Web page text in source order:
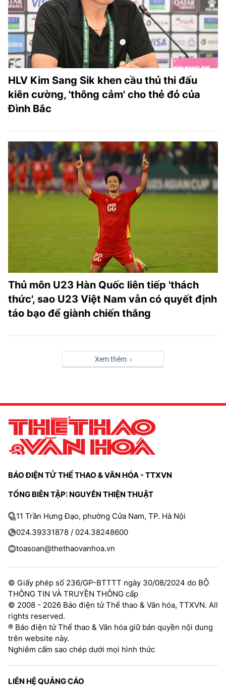
HLV Kim Sang Sik khen cầu thủ thi đấu
kiên cường, 'thông cảm' cho thẻ đỏ của
Đình Bắc
Thủ môn U23 Hàn Quốc liên tiếp 'thách
thức', sao U23 Việt Nam vẫn có quyết định
táo bạo để giành chiến thắng
Xem thêm ›
BÁO ĐIỆN TỬ THỂ THAO & VĂN HÓA - TTXVN
TỔNG BIÊN TẬP: NGUYỄN THIỆN THUẬT
11 Trần Hưng Đạo, phường Cửa Nam, TP. Hà Nội
024.39331878 / 024.38248600
toasoan@thethaovanhoa.vn
© Giấy phép số 236/GP-BTTTT ngày 30/08/2024 do BỘ
THÔNG TIN VÀ TRUYỀN THÔNG cấp
© 2008 - 2026 Báo điện tử Thể thao & Văn hóa, TTXVN. All
rights reserved.
® Báo điện tử Thể thao & Văn hóa giữ bản quyền nội dung
trên website này.
Nghiêm cấm sao chép dưới mọi hình thức
LIÊN HỆ QUẢNG CÁO